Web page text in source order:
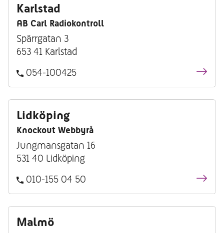
Karlstad
AB Carl Radiokontroll
Spärrgatan 3
653 41 Karlstad
054-100425
Lidköping
Knockout Webbyrå
Jungmansgatan 16
531 40 Lidköping
010-155 04 50
Malmö